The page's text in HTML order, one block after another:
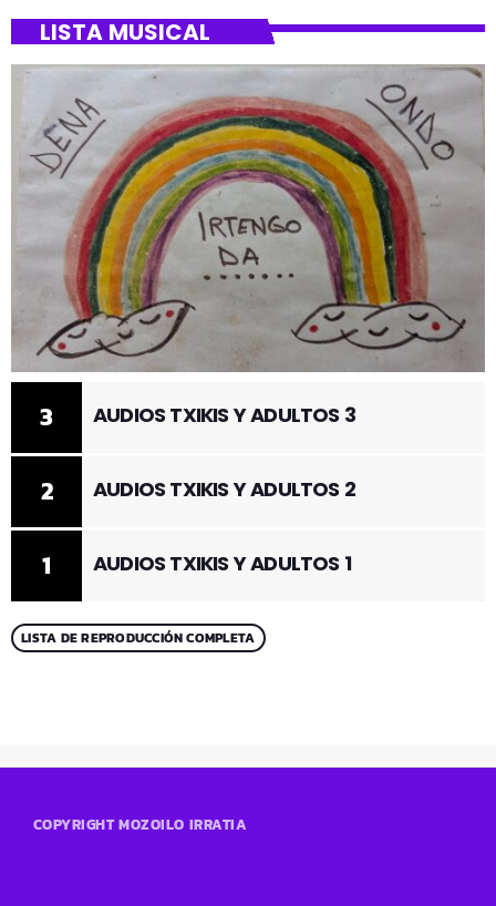
LISTA MUSICAL
1 AUDIOS TXIKIS Y ADULTOS 1
2 AUDIOS TXIKIS Y ADULTOS 2
3 AUDIOS TXIKIS Y ADULTOS 3
LISTA DE REPRODUCCIÓN COMPLETA
COPYRIGHT MOZOILO IRRATIA